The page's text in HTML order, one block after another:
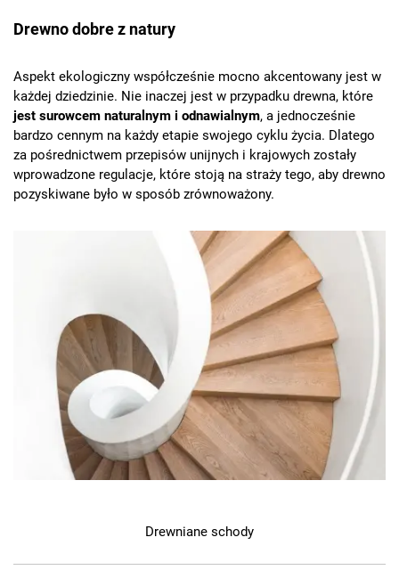
Drewno dobre z natury
Aspekt ekologiczny współcześnie mocno akcentowany jest w
każdej dziedzinie. Nie inaczej jest w przypadku drewna, które
jest surowcem naturalnym i odnawialnym, a jednocześnie
bardzo cennym na każdy etapie swojego cyklu życia. Dlatego
za pośrednictwem przepisów unijnych i krajowych zostały
wprowadzone regulacje, które stoją na straży tego, aby drewno
pozyskiwane było w sposób zrównoważony.
Drewniane schody